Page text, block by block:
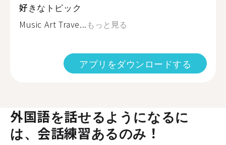
好きなトピック
Music Art Trave... もっと見る
アプリをダウンロードする
外国語を話せるようになるに
は、会話練習あるのみ！